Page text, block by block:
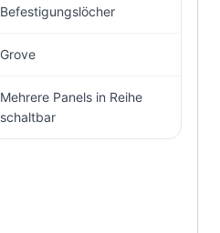
Befestigungslöcher
Grove
Mehrere Panels in Reihe
schaltbar